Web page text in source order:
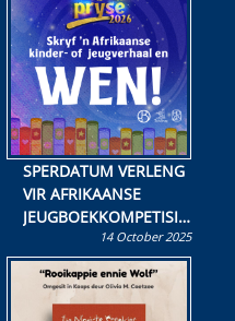
SPERDATUM VERLENG
VIR AFRIKAANSE
JEUGBOEKKOMPETISIE
Skryf ’n jeugboek of
kinderboek en staan ’n
kans om R50 000 te
wen!
14 October 2025